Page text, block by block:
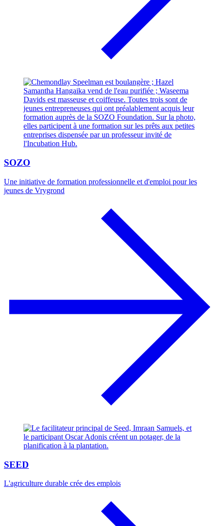
SOZO
Une initiative de formation professionnelle et d'emploi pour les
jeunes de Vrygrond
SEED
L'agriculture durable crée des emplois